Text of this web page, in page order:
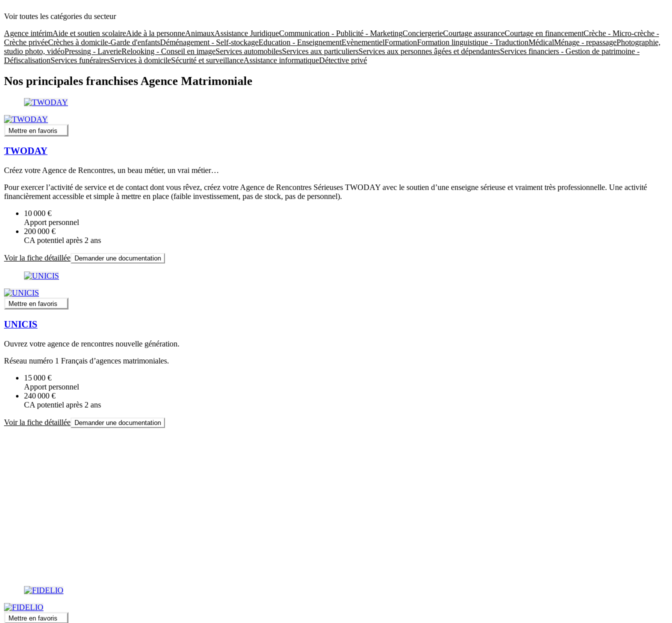
Voir toutes les catégories du secteur
Agence intérimAide et soutien scolaireAide à la personneAnimauxAssistance JuridiqueCommunication - Publicité - MarketingConciergerieCourtage assuranceCourtage en financementCrèche - Micro-crèche -
Crèche privéeCrèches à domicile-Garde d'enfantsDéménagement - Self-stockageEducation - EnseignementEvènementielFormationFormation linguistique - TraductionMédicalMénage - repassagePhotographie,
studio photo, vidéoPressing - LaverieRelooking - Conseil en imageServices automobilesServices aux particuliersServices aux personnes âgées et dépendantesServices financiers - Gestion de patrimoine -
DéfiscalisationServices funérairesServices à domicileSécurité et surveillanceAssistance informatiqueDétective privé
Nos principales franchises Agence Matrimoniale
Mettre en favoris
TWODAY
Créez votre Agence de Rencontres, un beau métier, un vrai métier…
Pour exercer l’activité de service et de contact dont vous rêvez, créez votre Agence de Rencontres Sérieuses TWODAY avec le soutien d’une enseigne sérieuse et vraiment très professionnelle. Une activité
financièrement accessible et simple à mettre en place (faible investissement, pas de stock, pas de personnel).
10 000 €
Apport personnel
200 000 €
CA potentiel après 2 ans
Voir la fiche détaillée Demander une documentation
Mettre en favoris
UNICIS
Ouvrez votre agence de rencontres nouvelle génération.
Réseau numéro 1 Français d’agences matrimoniales.
15 000 €
Apport personnel
240 000 €
CA potentiel après 2 ans
Voir la fiche détaillée Demander une documentation
Mettre en favoris